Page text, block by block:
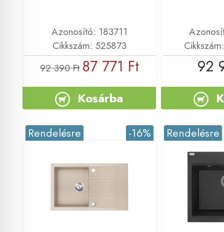
Azonosító: 183711
Cikkszám: 525873
92 390 Ft 87 771 Ft
Kosárba
92
-16%
Rendelésre Rendelésre